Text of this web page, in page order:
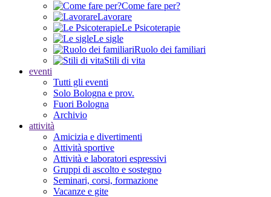
Come fare per?
Lavorare
Le Psicoterapie
Le sigle
Ruolo dei familiari
Stili di vita
eventi
Tutti gli eventi
Solo Bologna e prov.
Fuori Bologna
Archivio
attività
Amicizia e divertimenti
Attività sportive
Attività e laboratori espressivi
Gruppi di ascolto e sostegno
Seminari, corsi, formazione
Vacanze e gite